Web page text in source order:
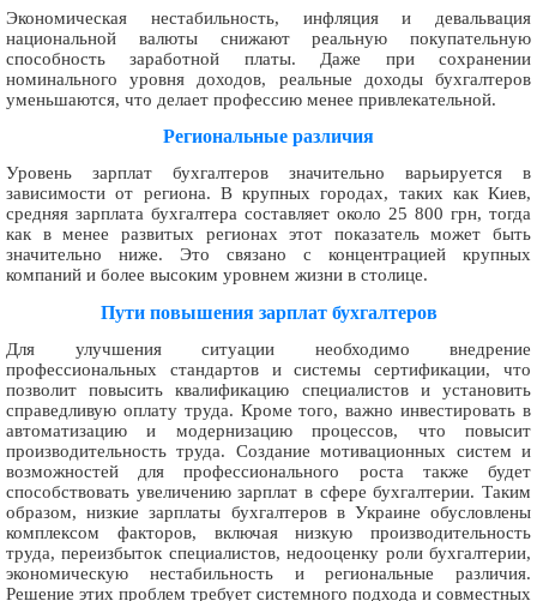
Экономическая нестабильность, инфляция и девальвация
национальной валюты снижают реальную покупательную
способность заработной платы. Даже при сохранении
номинального уровня доходов, реальные доходы бухгалтеров
уменьшаются, что делает профессию менее привлекательной.
Региональные различия
Уровень зарплат бухгалтеров значительно варьируется в
зависимости от региона. В крупных городах, таких как Киев,
средняя зарплата бухгалтера составляет около 25 800 грн, тогда
как в менее развитых регионах этот показатель может быть
значительно ниже. Это связано с концентрацией крупных
компаний и более высоким уровнем жизни в столице.
Пути повышения зарплат бухгалтеров
Для улучшения ситуации необходимо внедрение
профессиональных стандартов и системы сертификации, что
позволит повысить квалификацию специалистов и установить
справедливую оплату труда. Кроме того, важно инвестировать в
автоматизацию и модернизацию процессов, что повысит
производительность труда. Создание мотивационных систем и
возможностей для профессионального роста также будет
способствовать увеличению зарплат в сфере бухгалтерии. Таким
образом, низкие зарплаты бухгалтеров в Украине обусловлены
комплексом факторов, включая низкую производительность
труда, переизбыток специалистов, недооценку роли бухгалтерии,
экономическую нестабильность и региональные различия.
Решение этих проблем требует системного подхода и совместных